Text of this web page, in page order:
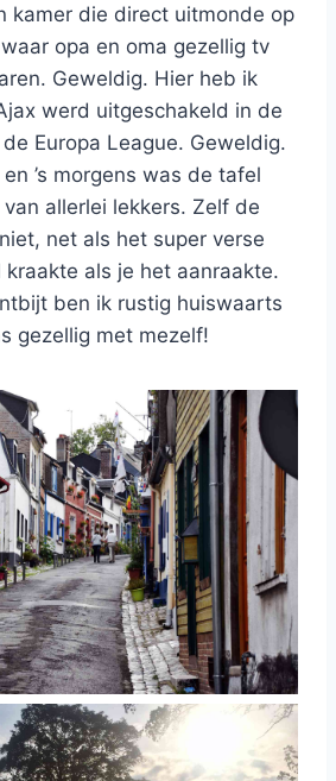
kamer die direct uitmonde op
opa en oma gezellig tv
Geweldig. Hier heb ik
werd uitgeschakeld in de
Europa League. Geweldig.
’s morgens was de tafel
allerlei lekkers. Zelf de
net als het super verse
als je het aanraakte.
ben ik rustig huiswaarts
gezellig met mezelf!